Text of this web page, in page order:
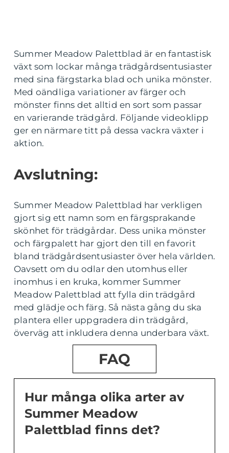
Summer Meadow Palettblad är en fantastisk
växt som lockar många trädgårdsentusiaster
med sina färgstarka blad och unika mönster.
Med oändliga variationer av färger och
mönster finns det alltid en sort som passar
en varierande trädgård. Följande videoklipp
ger en närmare titt på dessa vackra växter i
aktion.
Avslutning:
Summer Meadow Palettblad har verkligen
gjort sig ett namn som en färgsprakande
skönhet för trädgårdar. Dess unika mönster
och färgpalett har gjort den till en favorit
bland trädgårdsentusiaster över hela världen.
Oavsett om du odlar den utomhus eller
inomhus i en kruka, kommer Summer
Meadow Palettblad att fylla din trädgård
med glädje och färg. Så nästa gång du ska
plantera eller uppgradera din trädgård,
överväg att inkludera denna underbara växt.
FAQ
Hur många olika arter av
Summer Meadow
Palettblad finns det?